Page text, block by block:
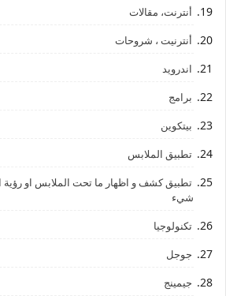
أنترنت، مقالات
أنترنيت ، شروحات
اندرويد
برامج
بيتكوين
تطبيق الملابس
تطبيق كشف و اظهار ما تحت الملابس او رؤية
شيء
تكنولوجيا
جوجل
جيمينج